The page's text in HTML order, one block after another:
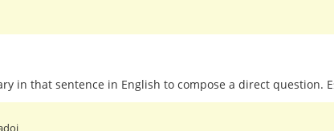
in that sentence in English to compose a direct question.